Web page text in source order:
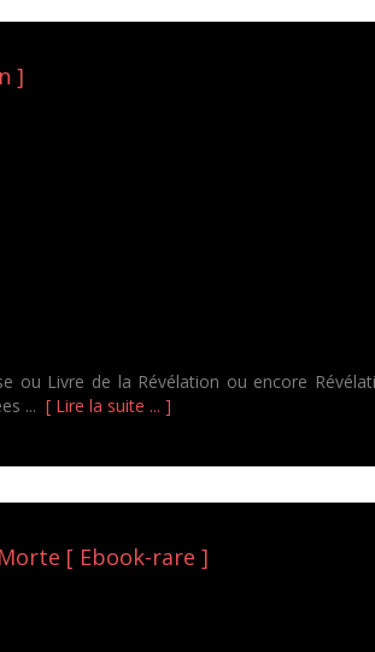
]
ou Livre de la Révélation ou encore
... [ Lire la suite ... ]
[ Ebook-rare ]